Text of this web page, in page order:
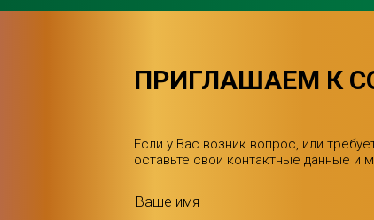
ПРИГЛАШАЕМ К
Если у Вас возник вопрос, или
оставьте свои контактные данные